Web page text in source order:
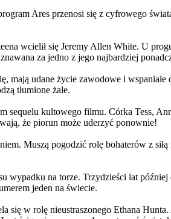
Ares przenosi się z cyfrowego
wcielił się Jeremy Allen White. U
za jedno z jego najbardziej
udane życie zawodowe i
tłumione żale.
kultowego filmu. Córka Tess,
że piorun może uderzyć ponownie!
Muszą pogodzić rolę bohaterów z
na torze. Trzydzieści lat później
jeden na świecie.
w rolę nieustraszonego Ethana